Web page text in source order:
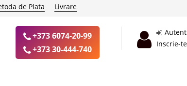
de Plata Livrare
+373 6074-20-99
+373 30-444-740
Inscrie-te